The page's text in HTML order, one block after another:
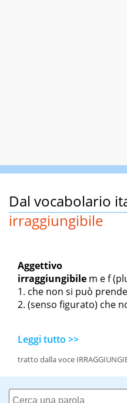
Dal vocabolario
irraggiungibile
Aggettivo
irraggiungibile m ef
che non si può
(senso figurato) che
Leggi tutto >>
tratto dalla voce